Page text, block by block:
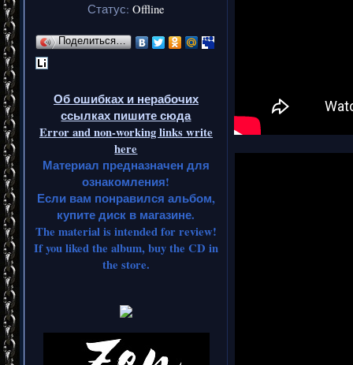
Статус: Offline
Поделиться…
Об ошибках и нерабочих
ссылках пишите сюда
Error and non-working links write
here
Материал предназначен для
ознакомления!
Если вам понравился альбом,
купите диск в магазине.
The material is intended for review!
If you liked the album, buy the CD in
the store.